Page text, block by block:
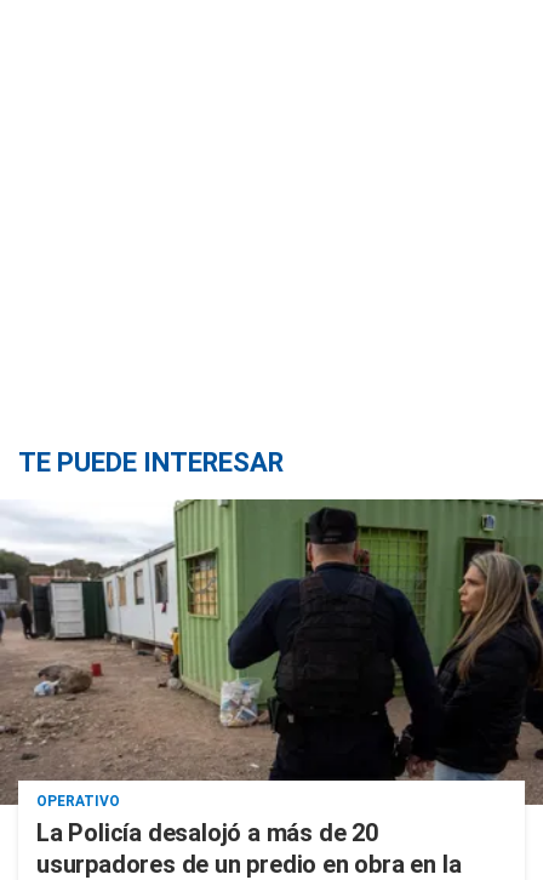
TE PUEDE INTERESAR
OPERATIVO
La Policía desalojó a más de 20
usurpadores de un predio en obra en la